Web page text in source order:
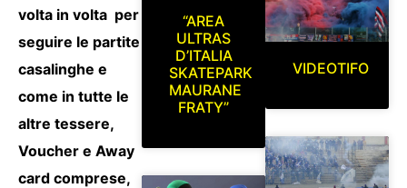
volta in volta per
seguire le partite
casalinghe e
come in tutte le
altre tessere,
Voucher e Away
card comprese,
“AREA
ULTRAS
D’ITALIA
SKATEPARK
MAURANE
FRATY”
VIDEOTIFO